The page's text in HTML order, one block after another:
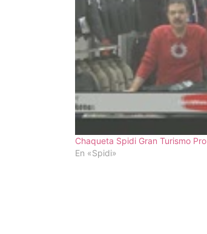
Chaqueta Spidi Gran Turismo Pro
En «Spidi»